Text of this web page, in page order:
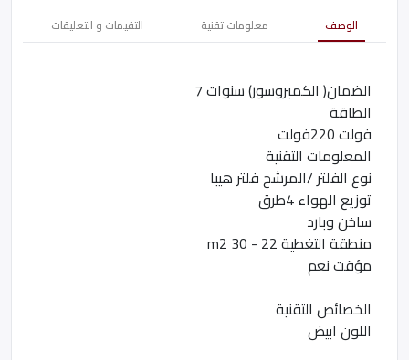
الوصف معلومات تقنية التقيمات و التعليقات
الضمان( الكمبروسور) سنوات 7
الطاقة
فولت 220فولت
المعلومات التقنية
نوع الفلتر /المرشح فلتر هيبا
توزيع الهواء 4طرق
ساخن وبارد
منطقة التغطية 22 - 30 m2
مؤقت نعم
الخصائص التقنية
اللون ابيض